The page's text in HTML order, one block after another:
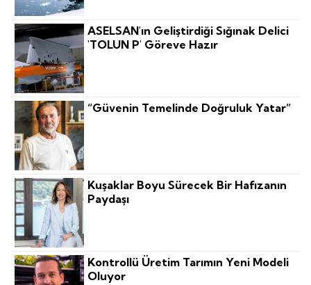
ASELSAN'ın Geliştirdiği Sığınak Delici
'TOLUN P' Göreve Hazır
“Güvenin Temelinde Doğruluk Yatar”
Kuşaklar Boyu Sürecek Bir Hafızanın
Paydaşı
Kontrollü Üretim Tarımın Yeni Modeli
Oluyor